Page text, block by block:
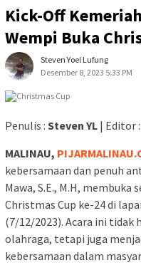
Kick-Off
Wempi Buka
Steven Yoel Lufung
Desember 8, 2023 5:33 PM
Penulis : Steven YL | Editor :
MALINAU,
kebersamaan dan penuh
Mawa, S.E., M.H,
Christmas Cup ke-24 di
(7/12/2023). Acara ini tidak
olahraga, tetapi juga
kebersamaan dalam